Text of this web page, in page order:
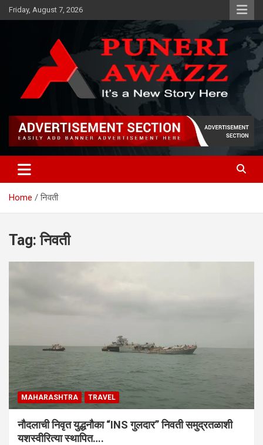
Skip
to
Friday, August 7, 2026
Puneri Awazz
Home निवती
Tag:निवती
MAHARASHTRA TRAVEL
नौदलाची निवृत युद्धनौका “INS गुलदार” निवती समुद्रतळाशी
यशस्वीरित्या स्थापित….